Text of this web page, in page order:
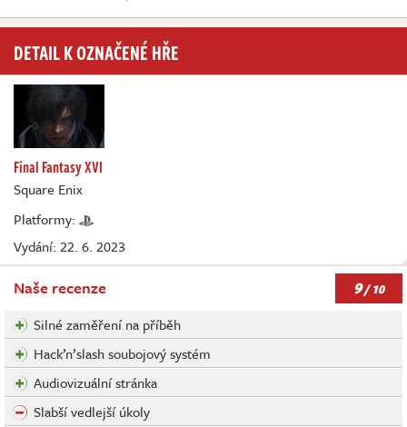
DETAIL K OZNAČENÉ HŘE
Final Fantasy XVI
Square Enix
Platformy:
Vydání: 22. 6. 2023
Naše recenze 9/ 10
Silné zaměření na příběh
Hack’n’slash soubojový systém
Audiovizuální stránka
Slabší vedlejší úkoly